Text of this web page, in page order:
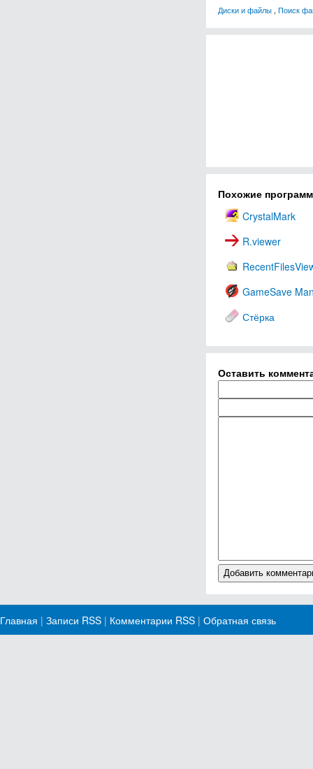
Диски и файлы , Поиск
Похожие
CrystalMark
R.viewer
GameSave
Стёрка
Оставить
Главная | Записи RSS | Комментарии RSS | Обратная связь